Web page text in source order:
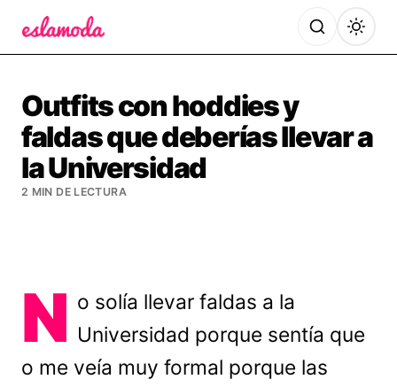
Outfits con hoddies y
faldas que deberías llevar a
la Universidad
2 MIN DE LECTURA
N o solía llevar faldas a la
Universidad porque sentía que
o me veía muy formal porque las